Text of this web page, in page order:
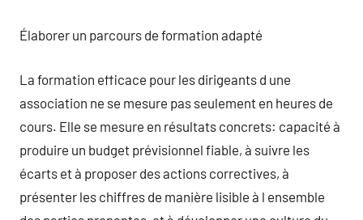
Élaborer un parcours de formation adapté
La formation efficace pour les dirigeants d une
association ne se mesure pas seulement en heures de
cours. Elle se mesure en résultats concrets: capacité à
produire un budget prévisionnel fiable, à suivre les
écarts et à proposer des actions correctives, à
présenter les chiffres de manière lisible à l ensemble